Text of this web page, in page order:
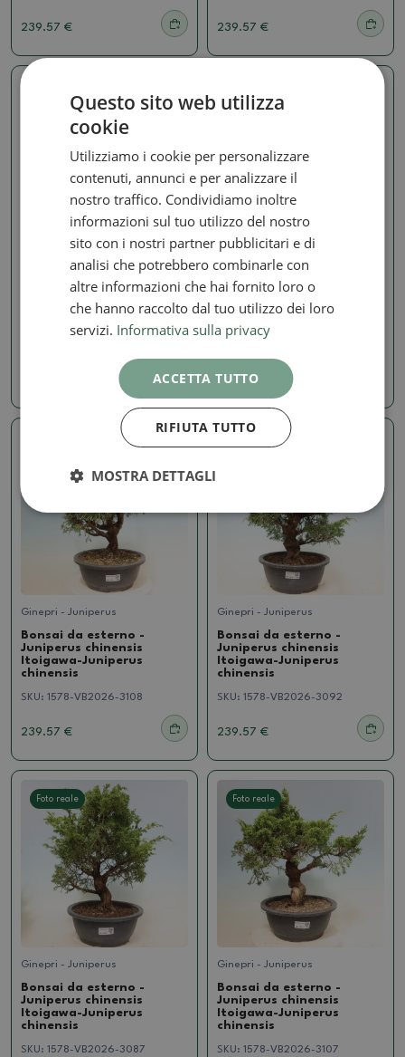
239.57 € 239.57 €
Foto reale
Ginepri - Juniperus
Bonsai da esterno -
Itoigawa-Juniperus
Foto reale
Ginepri - Juniperus
Bonsai da esterno -
Itoigawa-Juniperus
239.57 €
Ginepri - Juniperus
Bonsai da esterno -
Juniperus chinensis
Itoigawa-Juniperus
chinensis
SKU: 1578-VB2026-3108
239.57 €
Foto reale
Ginepri - Juniperus
Bonsai da esterno -
Juniperus chinensis
Itoigawa-Juniperus
chinensis
SKU: 1578-VB2026-3092
239.57 €
Foto reale
Ginepri - Juniperus
Bonsai da esterno -
Juniperus chinensis
Itoigawa-Juniperus
chinensis
SKU: 1578-VB2026-3087
Foto reale
Ginepri - Juniperus
Bonsai da esterno -
Juniperus chinensis
Itoigawa-Juniperus
chinensis
SKU: 1578-VB2026-3107
Questo sito web utilizza
cookie
Utilizziamo i cookie per personalizzare
contenuti, annunci e per analizzare il
nostro traffico. Condividiamo inoltre
informazioni sul tuo utilizzo del nostro
sito con i nostri partner pubblicitari e di
analisi che potrebbero combinarle con
altre informazioni che hai fornito loro o
che hanno raccolto dal tuo utilizzo dei loro
servizi. Informativa sulla privacy
ACCETTA TUTTO
RIFIUTA TUTTO
MOSTRA DETTAGLI